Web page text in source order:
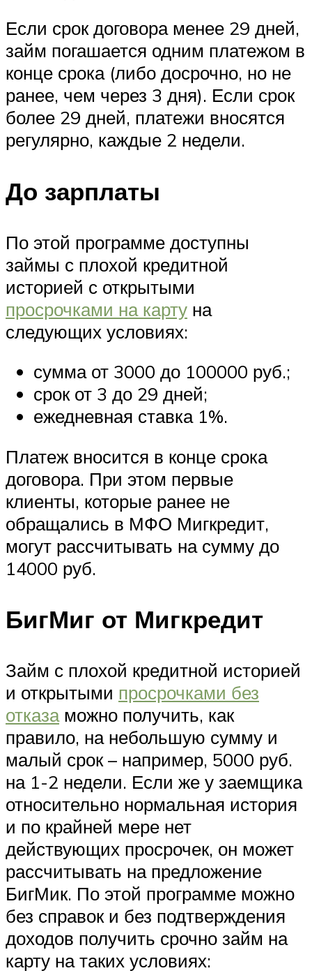
Если срок договора менее 29 дней,
займ погашается одним платежом в
конце срока (либо досрочно, но не
ранее, чем через 3 дня). Если срок
более 29 дней, платежи вносятся
регулярно, каждые 2 недели.
До зарплаты
По этой программе доступны
займы с плохой кредитной
историей с открытыми
просрочками на карту на
следующих условиях:
сумма от 3000 до 100000 руб.;
срок от 3 до 29 дней;
ежедневная ставка 1%.
Платеж вносится в конце срока
договора. При этом первые
клиенты, которые ранее не
обращались в МФО Мигкредит,
могут рассчитывать на сумму до
14000 руб.
БигМиг от Мигкредит
Займ с плохой кредитной историей
и открытыми просрочками без
отказаможно получить, как
правило, на небольшую сумму и
малый срок – например, 5000 руб.
на 1-2 недели. Если же у заемщика
относительно нормальная история
и по крайней мере нет
действующих просрочек, он может
рассчитывать на предложение
БигМик. По этой программе можно
без справок и без подтверждения
доходов получить срочно займ на
карту на таких условиях: